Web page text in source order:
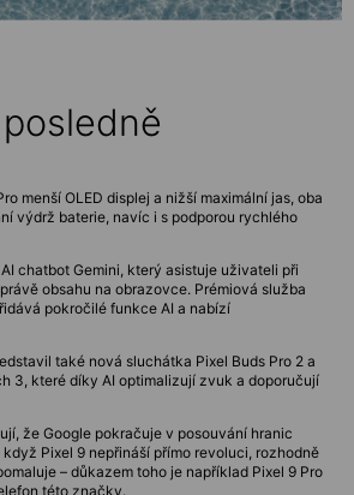
menší OLED displej a nižší maximální jas, oba
výdrž baterie, navíc i s podporou rychlého
chatbot Gemini, který asistuje uživateli při
obsahu na obrazovce. Prémiová služba
pokročilé funkce AI a nabízí
také nová sluchátka Pixel Buds Pro 2 a
3, které díky AI optimalizují zvuk a doporučují
že Google pokračuje v posouvání hranic
Pixel 9 nepřináší přímo revoluci, rozhodně
– důkazem toho je například Pixel 9 Pro
této značky.